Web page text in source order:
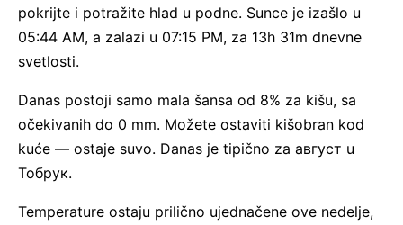
pokrijte i potražite hlad u podne. Sunce je izašlo u
05:44 AM, a zalazi u 07:15 PM, za 13h 31m dnevne
svetlosti.
Danas postoji samo mala šansa od 8% za kišu, sa
očekivanih do 0 mm. Možete ostaviti kišobran kod
kuće — ostaje suvo. Danas je tipično za август u
Тобрук.
Temperature ostaju prilično ujednačene ove nedelje,